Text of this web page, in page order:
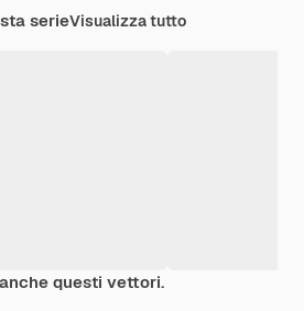
serieVisualizza tutto
questi vettori.